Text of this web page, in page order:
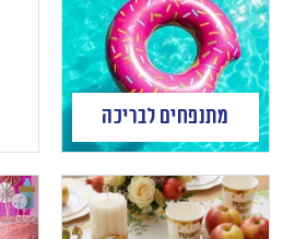
מתנפחים לבריכה